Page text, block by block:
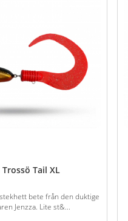
Trossö Tail XL
bete från den duktige
Jenzza. Lite st&...